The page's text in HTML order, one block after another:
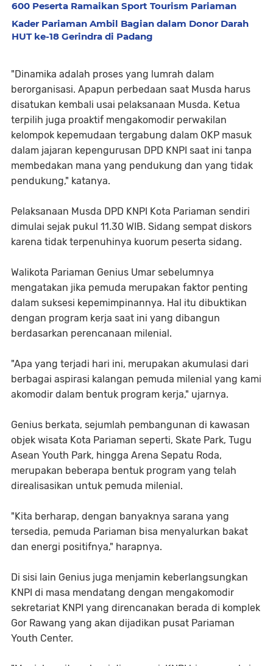
600 Peserta Ramaikan Sport Tourism Pariaman
Kader Pariaman Ambil Bagian dalam Donor Darah
HUT ke-18 Gerindra di Padang
"Dinamika adalah proses yang lumrah dalam
berorganisasi. Apapun perbedaan saat Musda harus
disatukan kembali usai pelaksanaan Musda. Ketua
terpilih juga proaktif mengakomodir perwakilan
kelompok kepemudaan tergabung dalam OKP masuk
dalam jajaran kepengurusan DPD KNPI saat ini tanpa
membedakan mana yang pendukung dan yang tidak
pendukung," katanya.
Pelaksanaan Musda DPD KNPI Kota Pariaman sendiri
dimulai sejak pukul 11.30 WIB. Sidang sempat diskors
karena tidak terpenuhinya kuorum peserta sidang.
Walikota Pariaman Genius Umar sebelumnya
mengatakan jika pemuda merupakan faktor penting
dalam suksesi kepemimpinannya. Hal itu dibuktikan
dengan program kerja saat ini yang dibangun
berdasarkan perencanaan milenial.
"Apa yang terjadi hari ini, merupakan akumulasi dari
berbagai aspirasi kalangan pemuda milenial yang kami
akomodir dalam bentuk program kerja," ujarnya.
Genius berkata, sejumlah pembangunan di kawasan
objek wisata Kota Pariaman seperti, Skate Park, Tugu
Asean Youth Park, hingga Arena Sepatu Roda,
merupakan beberapa bentuk program yang telah
direalisasikan untuk pemuda milenial.
"Kita berharap, dengan banyaknya sarana yang
tersedia, pemuda Pariaman bisa menyalurkan bakat
dan energi positifnya," harapnya.
Di sisi lain Genius juga menjamin keberlangsungkan
KNPI di masa mendatang dengan mengakomodir
sekretariat KNPI yang direncanakan berada di komplek
Gor Rawang yang akan dijadikan pusat Pariaman
Youth Center.